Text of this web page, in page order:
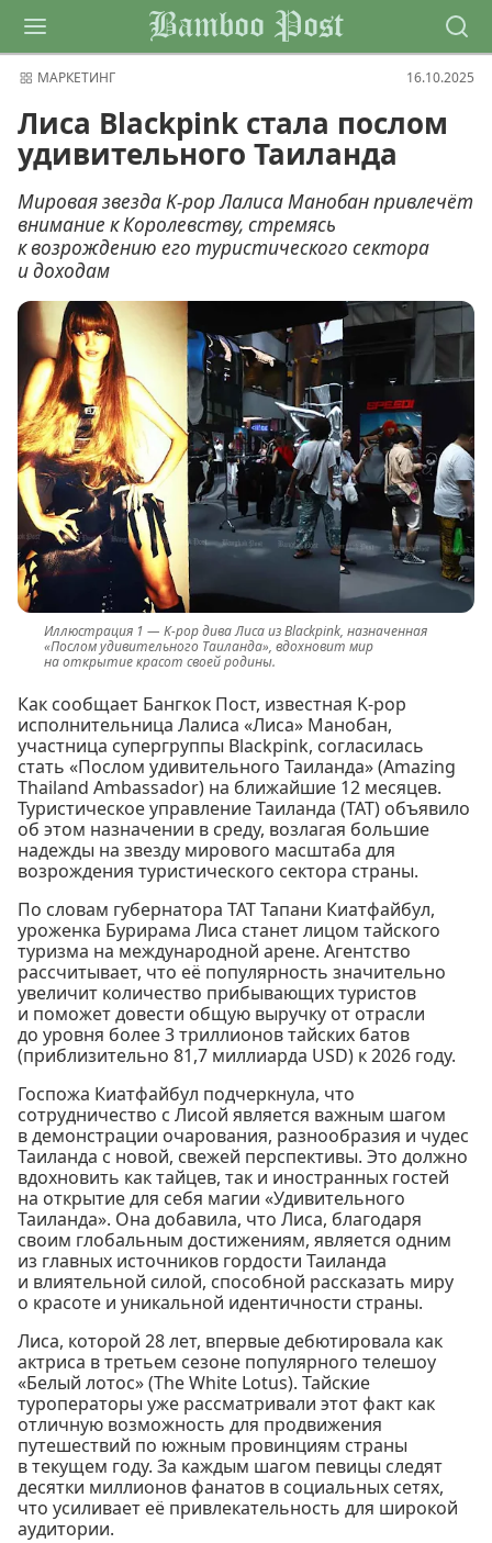
Bamboo Post
МАРКЕТИНГ 16.10.2025
Лиса Blackpink стала послом
удивительного Таиланда
Мировая звезда K-pop Лалиса Манобан привлечёт
внимание к Королевству, стремясь
к возрождению его туристического сектора
и доходам
K-pop дива Лиса из Blackpink, назначенная
«Послом удивительного Таиланда», вдохновит мир
на открытие красот своей родины.
Как сообщает Бангкок Пост, известная K-pop
исполнительница Лалиса «Лиса» Манобан,
участница супергруппы Blackpink, согласилась
стать «Послом удивительного Таиланда» (Amazing
Thailand Ambassador) на ближайшие 12 месяцев.
Туристическое управление Таиланда (TAT) объявило
об этом назначении в среду, возлагая большие
надежды на звезду мирового масштаба для
возрождения туристического сектора страны.
По словам губернатора TAT Тапани Киатфайбул,
уроженка Бурирама Лиса станет лицом тайского
туризма на международной арене. Агентство
рассчитывает, что её популярность значительно
увеличит количество прибывающих туристов
и поможет довести общую выручку от отрасли
до уровня более 3 триллионов тайских батов
(приблизительно 81,7 миллиарда USD) к 2026 году.
Госпожа Киатфайбул подчеркнула, что
сотрудничество с Лисой является важным шагом
в демонстрации очарования, разнообразия и чудес
Таиланда с новой, свежей перспективы. Это должно
вдохновить как тайцев, так и иностранных гостей
на открытие для себя магии «Удивительного
Таиланда». Она добавила, что Лиса, благодаря
своим глобальным достижениям, является одним
из главных источников гордости Таиланда
и влиятельной силой, способной рассказать миру
о красоте и уникальной идентичности страны.
Лиса, которой 28 лет, впервые дебютировала как
актриса в третьем сезоне популярного телешоу
«Белый лотос» (The White Lotus). Тайские
туроператоры уже рассматривали этот факт как
отличную возможность для продвижения
путешествий по южным провинциям страны
в текущем году. За каждым шагом певицы следят
десятки миллионов фанатов в социальных сетях,
что усиливает её привлекательность для широкой
аудитории.